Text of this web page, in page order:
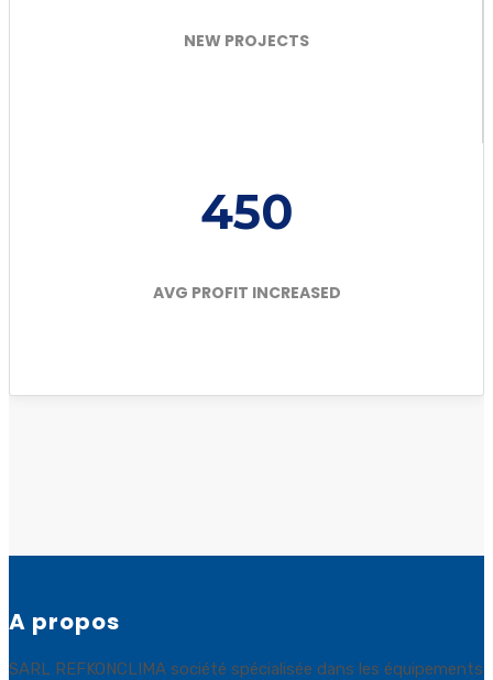
NEW PROJECTS
450
AVG PROFIT INCREASED
A propos
SARL REFKONCLIMA société spécialisée dans les équipements